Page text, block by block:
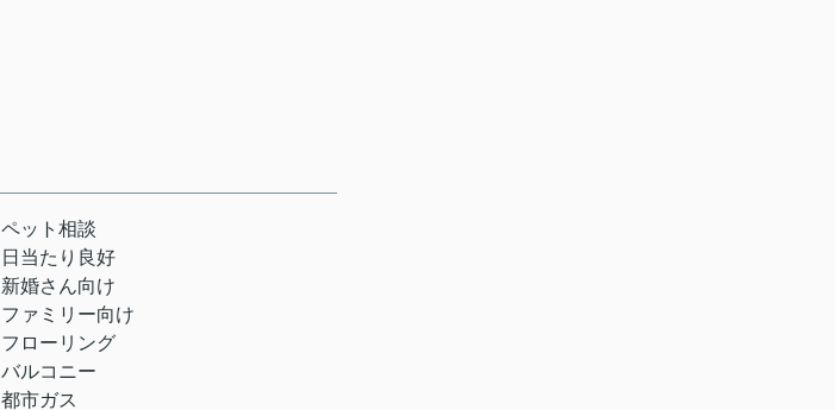
ペット相談
日当たり良好
新婚さん向け
ファミリー向け
フローリング
バルコニー
都市ガス